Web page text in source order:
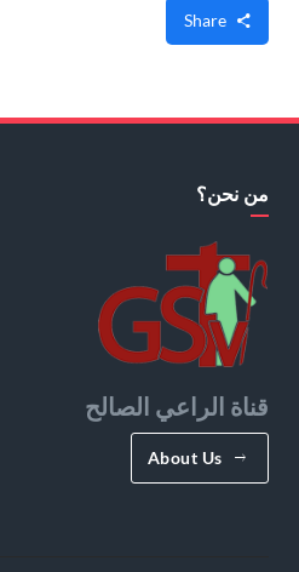
من نحن؟
قناة الراعي الصالح
About Us